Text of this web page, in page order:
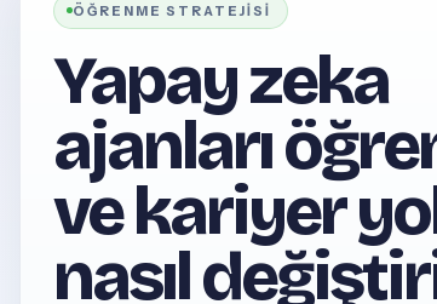
ÖĞRENME STRATEJISI
Yapay zeka
ajanları
ve kariyer
nasıl